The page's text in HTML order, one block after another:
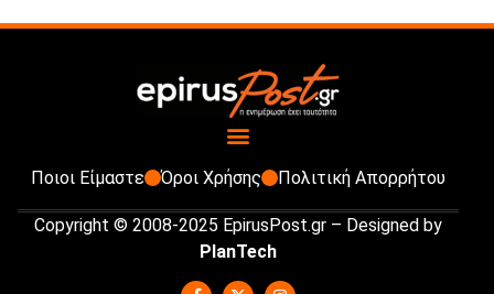
Ποιοι Είμαστε Όροι Χρήσης Πολιτική Απορρήτου
Copyright © 2008-2025 EpirusPost.gr – Designed by
PlanTech